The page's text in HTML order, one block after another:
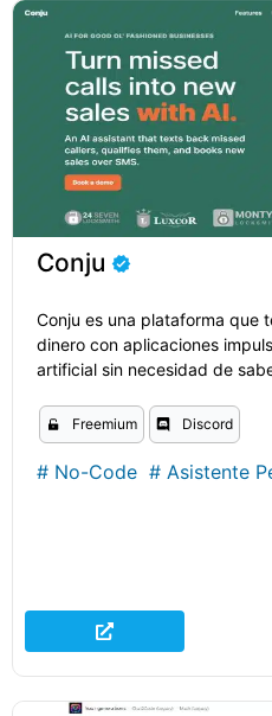
Conju
Conju es una plataforma que
dinero con aplicaciones
artificial sin necesidad de
Freemium Discord
# No-Code # Asistente